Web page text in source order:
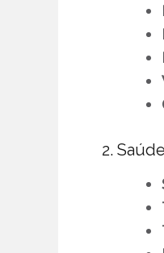
2.